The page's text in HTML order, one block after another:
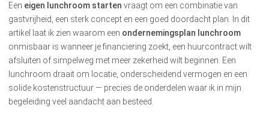
Een eigen lunchroom starten vraagt om een combinatie van
gastvrijheid, een sterk concept en een goed doordacht plan. In dit
artikel laat ik zien waarom een ondernemingsplan lunchroom
onmisbaar is wanneer je financiering zoekt, een huurcontract wilt
afsluiten of simpelweg met meer zekerheid wilt beginnen. Een
lunchroom draait om locatie, onderscheidend vermogen en een
solide kostenstructuur — precies de onderdelen waar ik in mijn
begeleiding veel aandacht aan besteed.